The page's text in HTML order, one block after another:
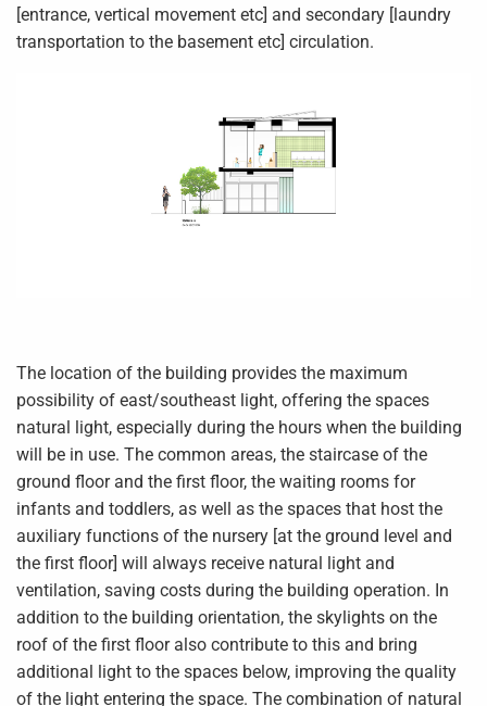
[entrance, vertical movement etc] and secondary [laundry
transportation to the basement etc] circulation.
The location of the building provides the maximum
possibility of east/southeast light, offering the spaces
natural light, especially during the hours when the building
will be in use. The common areas, the staircase of the
ground floor and the first floor, the waiting rooms for
infants and toddlers, as well as the spaces that host the
auxiliary functions of the nursery [at the ground level and
the first floor] will always receive natural light and
ventilation, saving costs during the building operation. In
addition to the building orientation, the skylights on the
roof of the first floor also contribute to this and bring
additional light to the spaces below, improving the quality
of the light entering the space. The combination of natural